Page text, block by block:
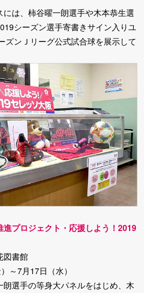
は、柿谷曜一朗選手や木本恭生選
シーズン選手寄書きサイン入りユ
ズンＪリーグ公式試合球を展示して
進プロジェクト・応援しよう！2019
図書館
～7月17日（水）
朗選手の等身大パネルをはじめ、木